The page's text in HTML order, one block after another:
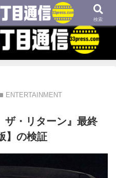
などについてのブログです
ENTERTAINMENT
ザ・リターン』最終
】の検証
検索